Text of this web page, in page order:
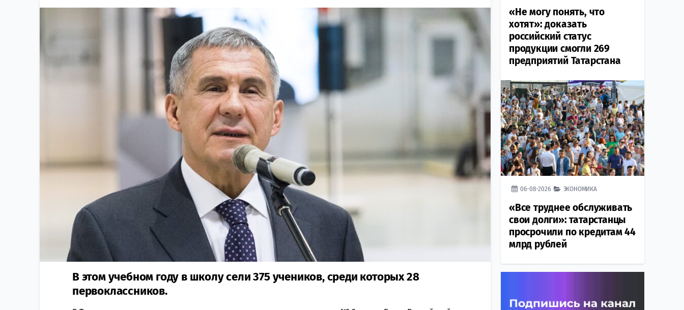
В этом учебном году в школу сели 375 учеников, среди которых 28
первоклассников.
«Не могу понять, что
хотят»: доказать
российский статус
продукции смогли 269
предприятий Татарстана
06-08-2026 ЭКОНОМИКА
«Все труднее обслуживать
свои долги»: татарстанцы
просрочили по кредитам 44
млрд рублей